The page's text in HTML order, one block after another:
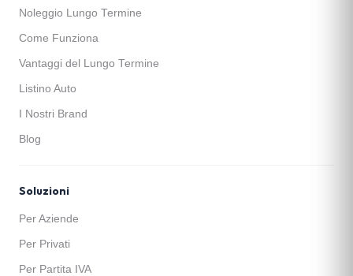
Noleggio Lungo Termine
Come Funziona
Vantaggi del Lungo Termine
Listino Auto
I Nostri Brand
Blog
Soluzioni
Per Aziende
Per Privati
Per Partita IVA